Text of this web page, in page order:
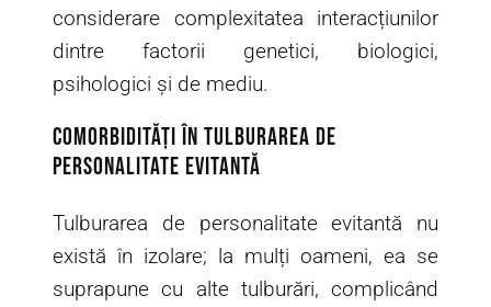
considerare complexitatea interacțiunilor
dintre factorii genetici, biologici,
psihologici și de mediu.
Comorbidități în tulburarea de
personalitate evitantă
Tulburarea de personalitate evitantă nu
există în izolare; la mulți oameni, ea se
suprapune cu alte tulburări, complicând